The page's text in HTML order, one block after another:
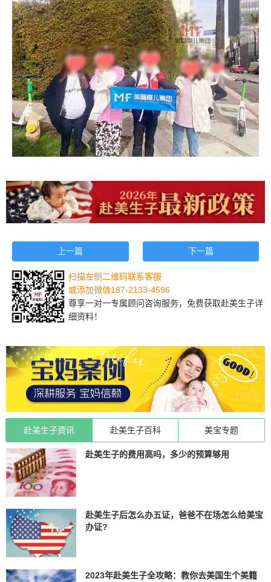
上一篇 下一篇
扫描左侧二维码联系客服
或添加微信187-2133-4596
尊享一对一专属顾问咨询服务，免费获取赴美生子详
细资料！
赴美生子资讯 赴美生子百科 美宝专题
赴美生子的费用高吗，多少的预算够用
赴美生子后怎么办五证，爸爸不在场怎么给美宝
办证?
2023年赴美生子全攻略：教你去美国生个美籍